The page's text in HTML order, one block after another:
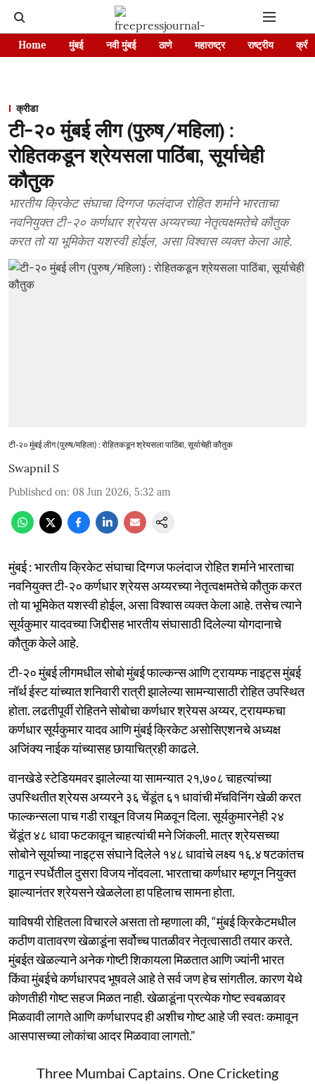
Home मुंबई नवी मुंबई ठाणे महाराष्ट्र राष्ट्रीय
क्रीडा
टी-२० मुंबई लीग (पुरुष/महिला) :
रोहितकडून श्रेयसला पाठिंबा, सूर्याचेही
कौतुक
भारतीय क्रिकेट संघाचा दिग्गज फलंदाज रोहित शर्माने भारताचा
नवनियुक्त टी-२० कर्णधार श्रेयस अय्यरच्या नेतृत्वक्षमतेचे कौतुक
करत तो या भूमिकेत यशस्वी होईल, असा विश्वास व्यक्त केला आहे.
टी-२० मुंबई लीग (पुरुष/महिला) : रोहितकडून श्रेयसला पाठिंबा, सूर्याचेही कौतुक
Swapnil S
Published on: 08 Jun 2026, 5:32 am
मुंबई : भारतीय क्रिकेट संघाचा दिग्गज फलंदाज रोहित शर्माने भारताचा
नवनियुक्त टी-२० कर्णधार श्रेयस अय्यरच्या नेतृत्वक्षमतेचे कौतुक करत
तो या भूमिकेत यशस्वी होईल, असा विश्वास व्यक्त केला आहे. तसेच त्याने
सूर्यकुमार यादवच्या जिद्दीसह भारतीय संघासाठी दिलेल्या योगदानाचे
कौतुक केले आहे.
टी-२० मुंबई लीगमधील सोबो मुंबई फाल्कन्स आणि ट्रायम्फ नाइट्स मुंबई
नॉर्थ ईस्ट यांच्यात शनिवारी रात्री झालेल्या सामन्यासाठी रोहित उपस्थित
होता. लढतीपूर्वी रोहितने सोबोचा कर्णधार श्रेयस अय्यर, ट्रायम्फचा
कर्णधार सूर्यकुमार यादव आणि मुंबई क्रिकेट असोसिएशनचे अध्यक्ष
अजिंक्य नाईक यांच्यासह छायाचित्रही काढले.
वानखेडे स्टेडियमवर झालेल्या या सामन्यात २१,७०८ चाहत्यांच्या
उपस्थितीत श्रेयस अय्यरने ३६ चेंडूंत ६१ धावांची मॅचविनिंग खेळी करत
फाल्कन्सला पाच गडी राखून विजय मिळवून दिला. सूर्यकुमारनेही २४
चेंडूंत ४८ धावा फटकावून चाहत्यांची मने जिंकली. मात्र श्रेयसच्या
सोबोने सूर्याच्या नाइट्स संघाने दिलेले १४८ धावांचे लक्ष्य १६.४ षटकांतच
गाठून स्पर्धेतील दुसरा विजय नोंदवला. भारताचा कर्णधार म्हणून नियुक्त
झाल्यानंतर श्रेयसने खेळलेला हा पहिलाच सामना होता.
याविषयी रोहितला विचारले असता तो म्हणाला की, “मुंबई क्रिकेटमधील
कठीण वातावरण खेळाडूंना सर्वोच्च पातळीवर नेतृत्वासाठी तयार करते.
मुंबईत खेळल्याने अनेक गोष्टी शिकायला मिळतात आणि ज्यांनी भारत
किंवा मुंबईचे कर्णधारपद भूषवले आहे ते सर्व जण हेच सांगतील. कारण येथे
कोणतीही गोष्ट सहज मिळत नाही. खेळाडूंना प्रत्येक गोष्ट स्वबळावर
मिळवावी लागते आणि कर्णधारपद ही अशीच गोष्ट आहे जी स्वतः कमावून
आसपासच्या लोकांचा आदर मिळवावा लागतो.”
Three Mumbai Captains. One Cricketing